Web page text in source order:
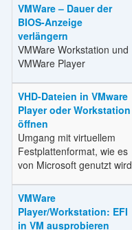
VMWare – Dauer der
BIOS-Anzeige
verlängern
VMWare Workstation und
VMWare Player
VHD-Dateien in VMware
Player oder Workstation
öffnen
Umgang mit virtuellem
Festplattenformat, wie es
von Microsoft genutzt wird
VMWare
Player/Workstation: EFI
in VM ausprobieren